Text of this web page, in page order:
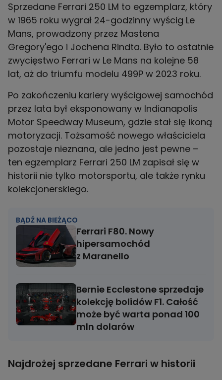
Sprzedane Ferrari 250 LM to egzemplarz, który
w 1965 roku wygrał 24-godzinny wyścig Le
Mans, prowadzony przez Mastena
Gregory'ego i Jochena Rindta. Było to ostatnie
zwycięstwo Ferrari w Le Mans na kolejne 58
lat, aż do triumfu modelu 499P w 2023 roku.
Po zakończeniu kariery wyścigowej samochód
przez lata był eksponowany w Indianapolis
Motor Speedway Museum, gdzie stał się ikoną
motoryzacji. Tożsamość nowego właściciela
pozostaje nieznana, ale jedno jest pewne –
ten egzemplarz Ferrari 250 LM zapisał się w
historii nie tylko motorsportu, ale także rynku
kolekcjonerskiego.
BĄDŹ NA BIEŻĄCO
Ferrari F80. Nowy
hipersamochód
z Maranello
Bernie Ecclestone sprzedaje
kolekcję bolidów F1. Całość
może być warta ponad 100
mln dolarów
Najdrożej sprzedane Ferrari w historii